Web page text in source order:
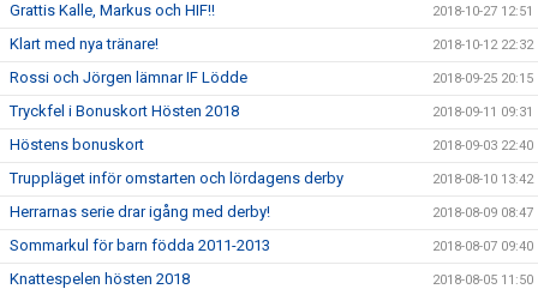
Grattis Kalle, Markus och HIF!! 2018-10-27 12:51
Klart med nya tränare! 2018-10-12 22:32
Rossi och Jörgen lämnar IF Lödde 2018-09-25 20:15
Tryckfel i Bonuskort Hösten 2018 2018-09-11 09:31
Höstens bonuskort 2018-09-03 22:40
Truppläget inför omstarten och lördagens derby 2018-08-10 13:42
Herrarnas serie drar igång med derby! 2018-08-09 08:47
Sommarkul för barn födda 2011-2013 2018-08-07 09:40
Knattespelen hösten 2018 2018-08-05 11:50